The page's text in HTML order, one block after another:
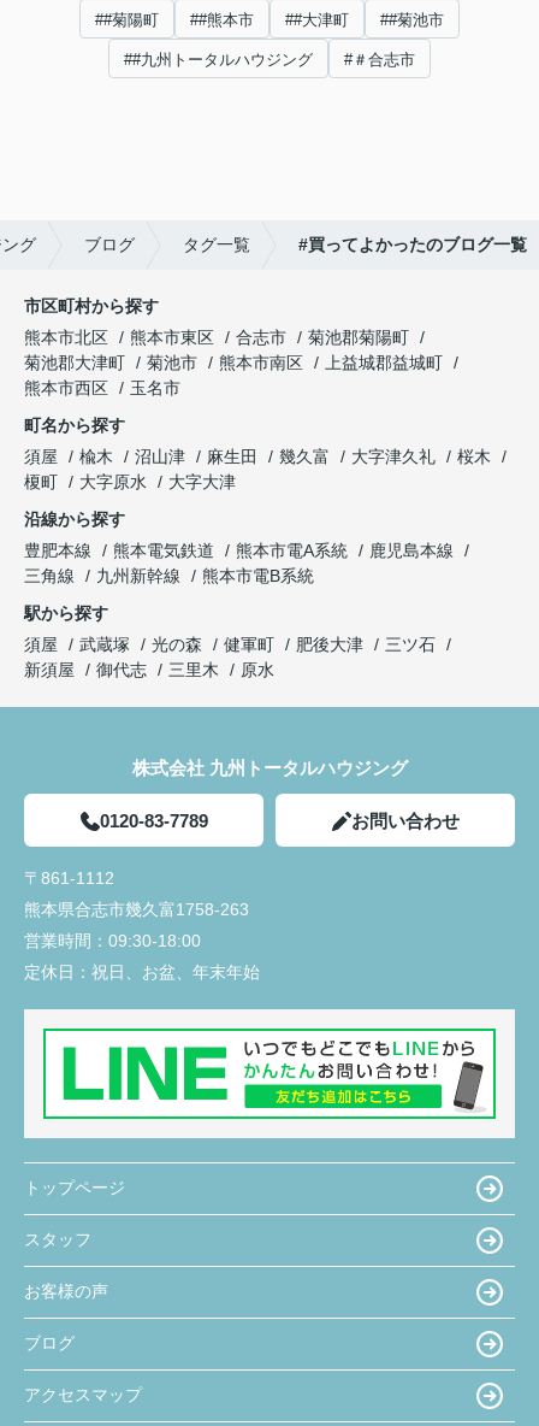
##菊陽町 ##熊本市 ##大津町 ##菊池市
##九州トータルハウジング #＃合志市
グ ブログ タグ一覧 #買ってよかったのブログ一覧
市区町村から探す
熊本市北区
熊本市東区 合志市
菊池郡菊陽町
菊池郡大津町
菊池市 熊本市南区
上益城郡益城町
熊本市西区
玉名市
町名から探す
須屋
楡木 沼山津 麻生田 幾久富 大字津久礼
桜木
榎町
大字原水
大字大津
沿線から探す
豊肥本線
熊本電気鉄道 熊本市電A系統
鹿児島本線
三角線
九州新幹線
熊本市電B系統
駅から探す
須屋
武蔵塚 光の森 健軍町 肥後大津
三ツ石
新須屋
御代志 三里木 原水
株式会社 九州トータルハウジング
0120-83-7789 お問い合わせ
〒861-1112
熊本県合志市幾久富1758-263
営業時間： 09:30-18:00
定休日： 祝日、お盆、年末年始
トップページ
スタッフ
お客様の声
ブログ
アクセスマップ